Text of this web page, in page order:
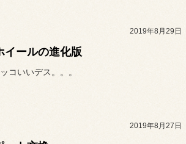
2019年8月29日
イールの進化版
コいいデス。。。
2019年8月27日